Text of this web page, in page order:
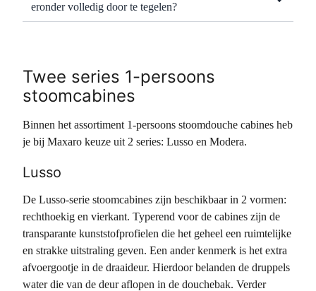
eronder volledig door te tegelen?
Twee series 1-persoons
stoomcabines
Binnen het assortiment 1-persoons stoomdouche cabines heb
je bij Maxaro keuze uit 2 series: Lusso en Modera.
Lusso
De Lusso-serie stoomcabines zijn beschikbaar in 2 vormen:
rechthoekig en vierkant. Typerend voor de cabines zijn de
transparante kunststofprofielen die het geheel een ruimtelijke
en strakke uitstraling geven. Een ander kenmerk is het extra
afvoergootje in de draaideur. Hierdoor belanden de druppels
water die van de deur aflopen in de douchebak. Verder